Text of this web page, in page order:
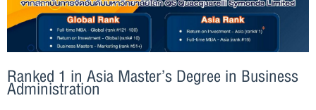
Ranked 1 in Asia Master’s Degree in Business
Administration